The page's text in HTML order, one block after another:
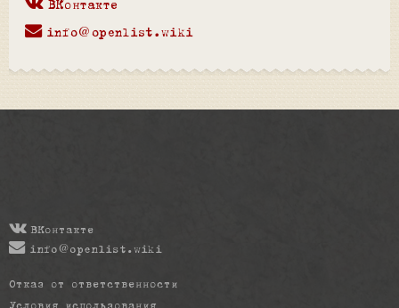
ВКонтакте
info@openlist.wiki
ВКонтакте
info@openlist.wiki
Отказ от ответственности